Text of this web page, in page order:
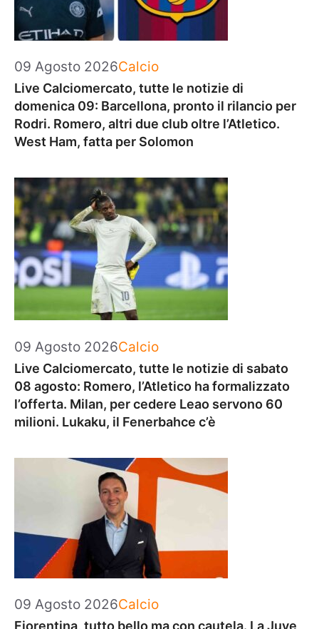
09 Agosto 2026Categorie
Calcio
Live Calciomercato, tutte le notizie di
domenica 09: Barcellona, pronto il rilancio per
Rodri. Romero, altri due club oltre l’Atletico.
West Ham, fatta per Solomon
09 Agosto 2026Categorie
Calcio
Live Calciomercato, tutte le notizie di sabato
08 agosto: Romero, l’Atletico ha formalizzato
l’offerta. Milan, per cedere Leao servono 60
milioni. Lukaku, il Fenerbahce c’è
09 Agosto 2026Categorie
Calcio
Fiorentina, tutto bello ma con cautela. La Juve